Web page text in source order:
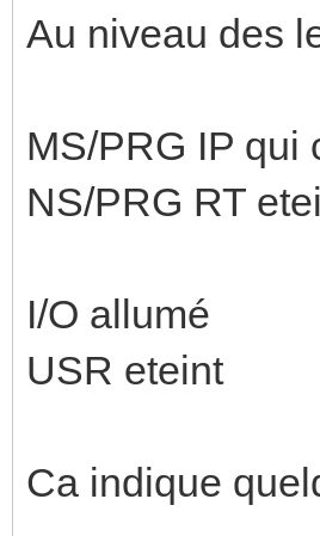
Au niveau des
MS/PRG IP qui
NS/PRG RT
I/O allumé
USR eteint
Ca indique